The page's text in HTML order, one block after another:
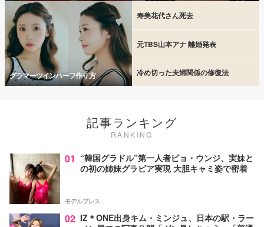
グラマーツインハーフ作り方
寿美花代さん死去
元TBS山本アナ 離婚発表
冷め切った夫婦関係の修復法
記事ランキング
RANKING
01 “韓国グラドル”第一人者ピョ・ウンジ、実妹と
の初の姉妹グラビア実現 大胆キャミ姿で密着
モデルプレス
02 IZ＊ONE出身キム・ミンジュ、日本の駅・ラー